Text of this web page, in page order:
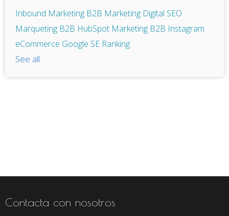
Inbound Marketing B2B Marketing Digital SEO
Marqueting B2B HubSpot Marketing B2B Instagram
eCommerce Google SE Ranking
See all
Contacta con nosotros